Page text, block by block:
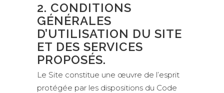
2. CONDITIONS
GÉNÉRALES
D’UTILISATION DU SITE
ET DES SERVICES
PROPOSÉS.
Le Site constitue une œuvre de l’esprit
protégée par les dispositions du Code